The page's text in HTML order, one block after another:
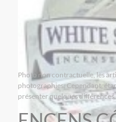
Photo non contractuelle, les
photographies. Cependant,
présenter quelques différences.